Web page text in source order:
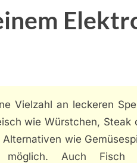
Vielzahl an leckeren
wie Würstchen, Steak
wie
Auch Fisch